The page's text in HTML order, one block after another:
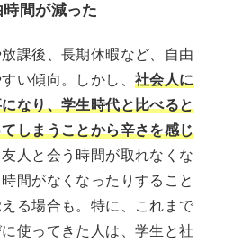
間が減った
課後、長期休暇など、自由
い傾向。しかし、 社会人に
なり、学生時代と比べると
しまうことから辛さを感じ
友人と会う時間が取れなくな
間がなくなったりすること
る場合も。特に、これまで
使ってきた人は、学生と社